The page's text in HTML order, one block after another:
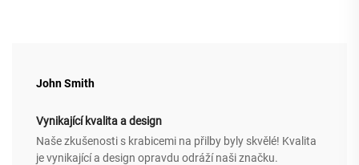
John Smith
Vynikající kvalita a design
Naše zkušenosti s krabicemi na přilby byly skvělé! Kvalita
je vynikající a design opravdu odráží naši značku.